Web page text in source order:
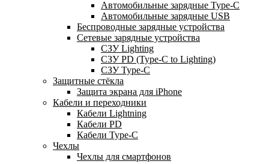
Автомобильные зарядные Type-C
Автомобильные зарядные USB
Беспроводные зарядные устройства
Сетевые зарядные устройства
СЗУ Lighting
СЗУ PD (Type-C to Lighting)
СЗУ Type-C
Защитные стёкла
Защита экрана для iPhone
Кабели и переходники
Кабели Lightning
Кабели PD
Кабели Type-C
Чехлы
Чехлы для смартфонов